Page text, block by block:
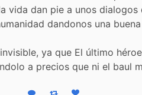
vida dan pie a unos dialogos
dandonos una
ya que El último
a precios que ni el baul